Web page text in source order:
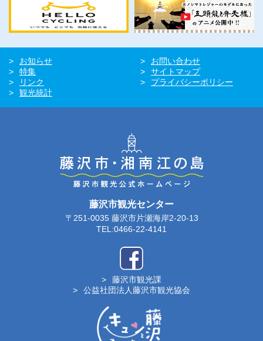
お知らせ
お問い合わせ
特集
サイトマップ
リンク
プライバシーポリシー
観光統計
藤沢市観光センター
〒251-0035 藤沢市片瀬海岸2-20-13
TEL:0466-22-4141
藤沢市観光課
公益社団法人藤沢市観光協会